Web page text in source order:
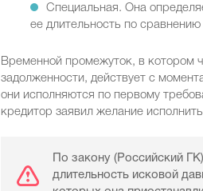
Специальная. Она
ее длительность по
Временной промежуток, в котором
задолженности, действует с
они исполняются по первому
кредитор заявил желание
По закону (Российский
длительность исковой